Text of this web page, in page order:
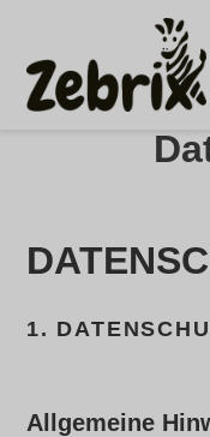
content
1.
Allgemeine